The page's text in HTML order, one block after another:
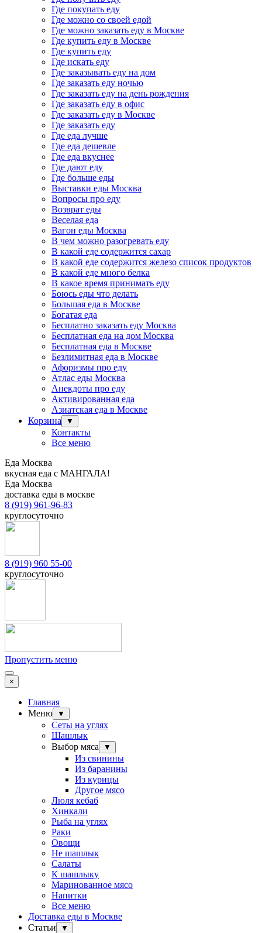
Где покупать еду
Где можно со своей едой
Где можно заказать еду в Москве
Где купить еду в Москве
Где купить еду
Где искать еду
Где заказывать еду на дом
Где заказать еду ночью
Где заказать еду на день рождения
Где заказать еду в офис
Где заказать еду в Москве
Где заказать еду
Где еда лучше
Где еда дешевле
Где еда вкуснее
Где дают еду
Где больше еды
Выставки еды Москва
Вопросы про еду
Возврат еды
Веселая еда
Вагон еды Москва
В чем можно разогревать еду
В какой еде содержится сахар
В какой еде содержится железо список продуктов
В какой еде много белка
В какое время принимать еду
Боюсь еды что делать
Большая еда в Москве
Богатая еда
Бесплатно заказать еду Москва
Бесплатная еда на дом Москва
Бесплатная еда в Москве
Безлимитная еда в Москве
Афоризмы про еду
Атлас еды Москва
Анекдоты про еду
Активированная еда
Азиатская еда в Москве
Корзина
▼
Контакты
Все меню
Еда Москва
вкусная еда с МАНГАЛА!
Еда Москва
доставка еды в москве
8 (919) 961-96-83
круглосуточно
8 (919) 960 55-00
круглосуточно
Пропустить меню
×
Главная
Меню
▼
Сеты на углях
Шашлык
Выбор мяса
▼
Из свинины
Из баранины
Из курицы
Другое мясо
Люля кебаб
Хинкали
Рыба на углях
Раки
Овощи
Не шашлык
Салаты
К шашлыку
Маринованное мясо
Напитки
Все меню
Доставка еды в Москве
Статьи
▼